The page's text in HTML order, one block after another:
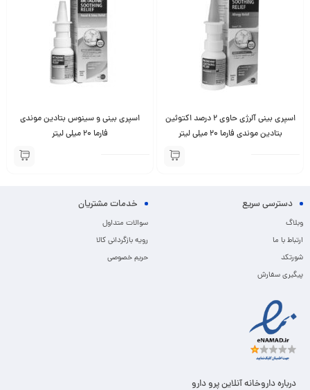
اسپری بینی آلرژی حاوی 2 درصد اکتوئین
بتادین موندی فارما 20 میلی لیتر
اسپری بینی و سینوس بتادین موندی
فارما 20 میلی لیتر
دسترسی سریع
وبلاگ
ارتباط با ما
شورتکد
پیگیری سفارش
خدمات مشتریان
سوالات متداول
رویه بازگردانی کالا
حریم خصوصی
درباره داروخانه آنلاین پرو دارو